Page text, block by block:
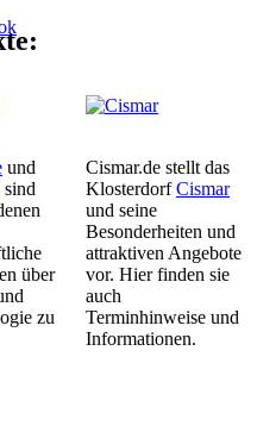
und
sind
über
zu
Cismar.de stellt das
KlosterdorfCismar
und seine
Besonderheiten und
attraktiven Angebote
vor. Hier finden sie
auch
Terminhinweise und
Informationen.